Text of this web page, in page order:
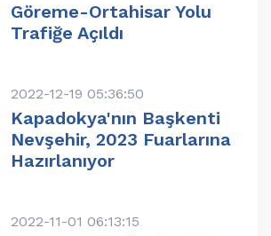
Göreme-Ortahisar Yolu
Trafiğe Açıldı
2022-12-19 05:36:50
Kapadokya'nın Başkenti
Nevşehir, 2023 Fuarlarına
Hazırlanıyor
2022-11-01 06:13:15